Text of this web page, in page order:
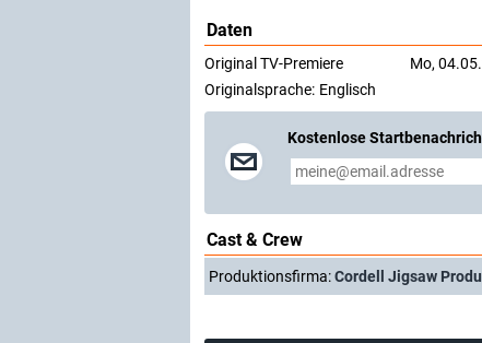
Daten
Original TV-Premiere
Mo,
Originalsprache: Englisch
Kostenlose
Cast & Crew
Produktionsfirma:Cordell Jigsaw